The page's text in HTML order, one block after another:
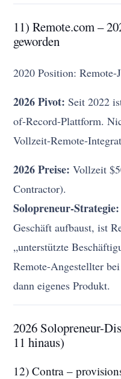
11) Remote.com –
geworden
2020 Position: Remote-
2026 Pivot: Seit 2022
of-Record-Plattform.
Vollzeit-Remote-
2026 Preise: Vollzeit
Contractor).
Solopreneur-Strategie:
Geschäft aufbaust, ist
„unterstützte
Remote-Angestellter
dann eigenes Produkt.
2026 Solopreneur-
11 hinaus)
12) Contra –